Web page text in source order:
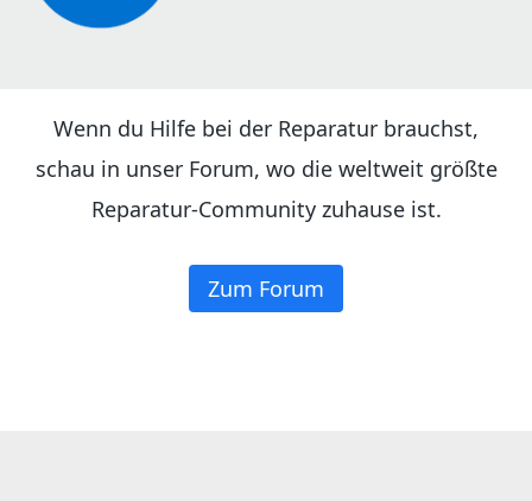
Wenn du Hilfe bei der Reparatur brauchst,
schau in unser Forum, wo die weltweit größte
Reparatur-Community zuhause ist.
Zum Forum